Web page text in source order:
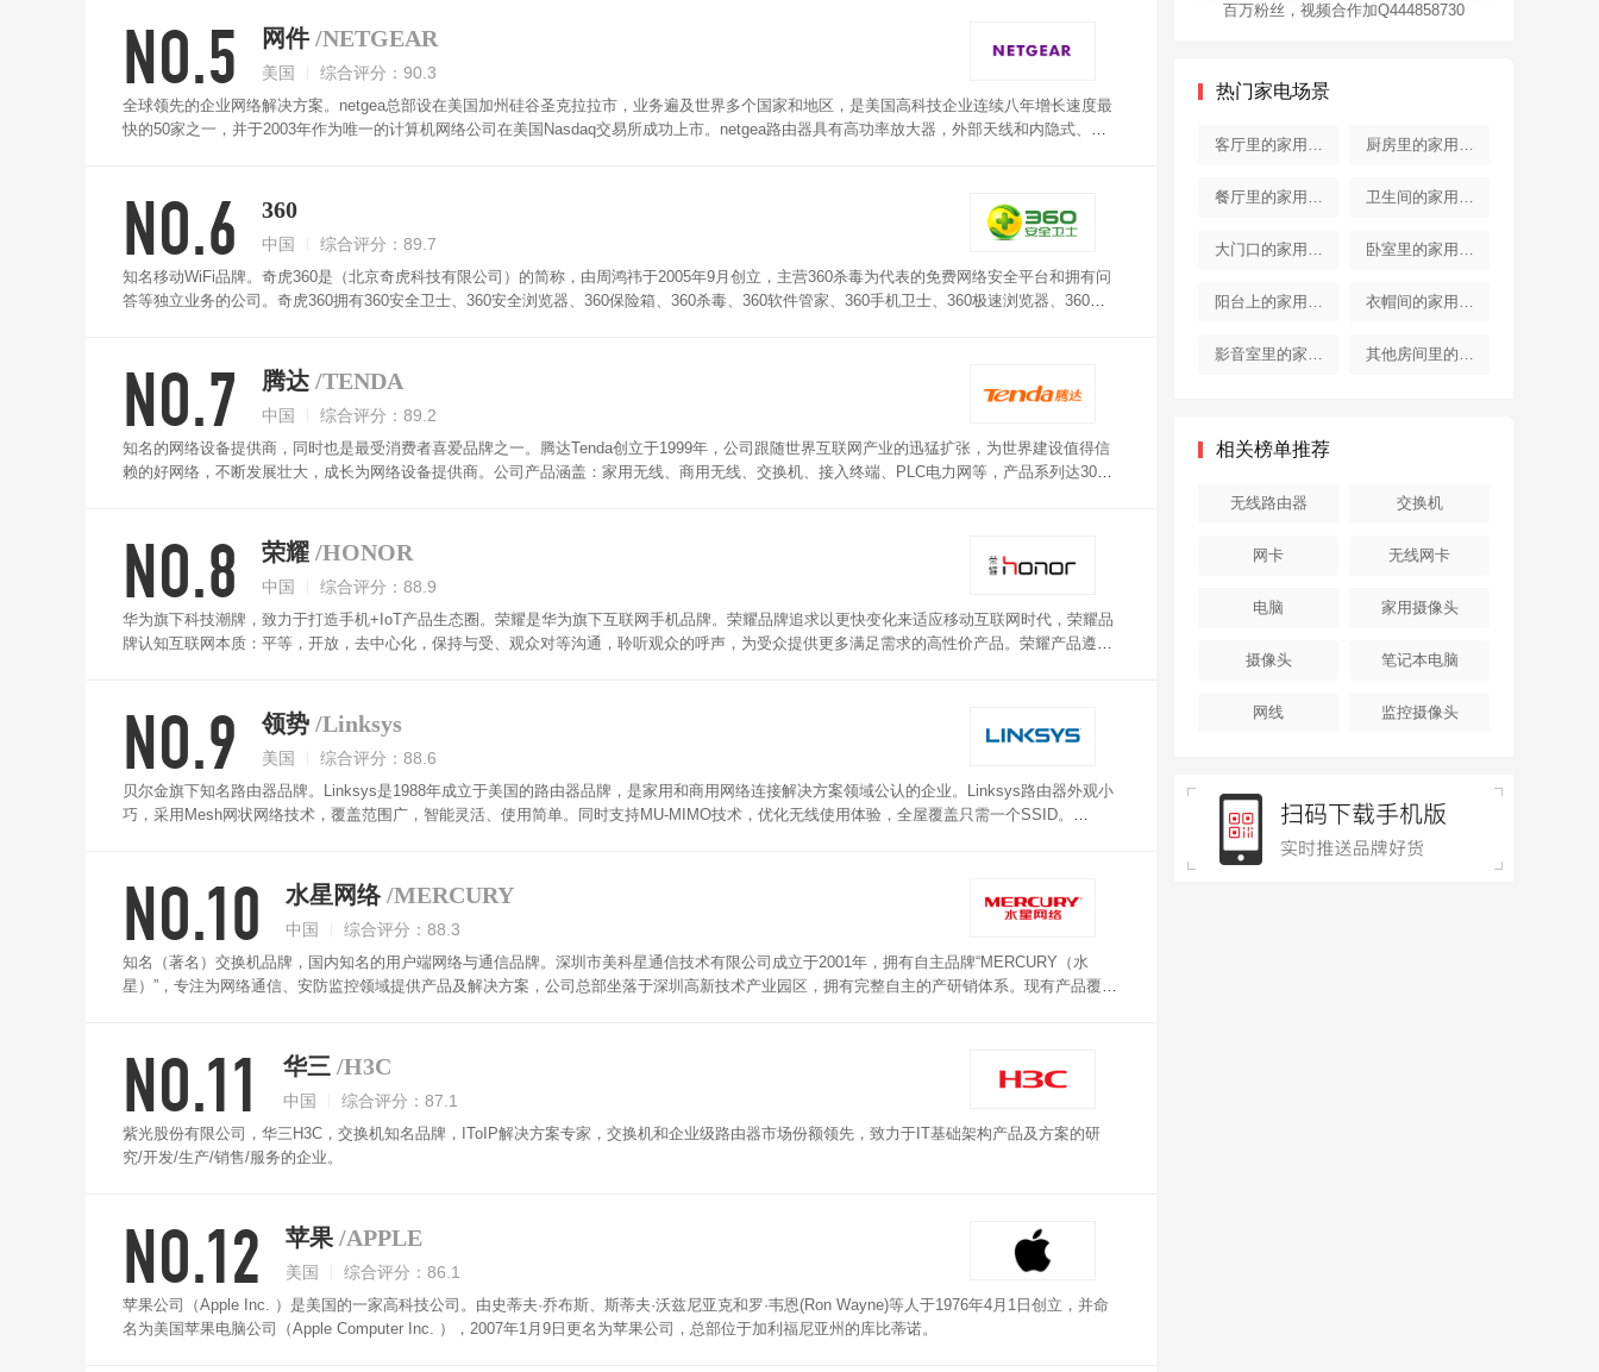
号。
NO.5 网件 /NETGEAR
美国 综合评分：90.3
全球领先的企业网络解决方案。netgea总部设在美国加州硅谷圣克拉拉市，业务遍及世界多个国家和地区，是美国高科技企业连续八年增长速度最
快的50家之一，并于2003年作为唯一的计算机网络公司在美国Nasdaq交易所成功上市。netgea路由器具有高功率放大器，外部天线和内隐式、外
NO.6 360
中国 综合评分：89.7
知名移动WiFi品牌。奇虎360是（北京奇虎科技有限公司）的简称，由周鸿祎于2005年9月创立，主营360杀毒为代表的免费网络安全平台和拥有问
答等独立业务的公司。奇虎360拥有360安全卫士、360安全浏览器、360保险箱、360杀毒、360软件管家、360手机卫士、360极速浏览器、360安
术，1024QAM调制，无线速率高达1800Mbps；每台路由器均配备四颗SKyworks高性能独立信号放大器。采用新版WiFi安全协议标准WPA3，192
位加密提供更高等级的密码保护。
NO.7 腾达 /TENDA
中国 综合评分：89.2
知名的网络设备提供商，同时也是最受消费者喜爱品牌之一。腾达Tenda创立于1999年，公司跟随世界互联网产业的迅猛扩张，为世界建设值得信
赖的好网络，不断发展壮大，成长为网络设备提供商。公司产品涵盖：家用无线、商用无线、交换机、接入终端、PLC电力网等，产品系列达30多
NO.8 荣耀 /HONOR
中国 综合评分：88.9
华为旗下科技潮牌，致力于打造手机+IoT产品生态圈。荣耀是华为旗下互联网手机品牌。荣耀品牌追求以更快变化来适应移动互联网时代，荣耀品
牌认知互联网本质：平等，开放，去中心化，保持与受、观众对等沟通，聆听观众的呼声，为受众提供更多满足需求的高性价产品。荣耀产品遵循
密、具有防火墙、DMZ、PAP/CHAP 自适应认证方式和DoS 攻击保护，而且可有效防暴力破解，当智能识别后会自动屏蔽破解者。
NO.9 领势 /Linksys
美国 综合评分：88.6
贝尔金旗下知名路由器品牌。Linksys是1988年成立于美国的路由器品牌，是家用和商用网络连接解决方案领域公认的企业。Linksys路由器外观小
巧，采用Mesh网状网络技术，覆盖范围广，智能灵活、使用简单。同时支持MU-MIMO技术，优化无线使用体验，全屋覆盖只需一个SSID。
NO.10 水星网络 /MERCURY
中国 综合评分：88.3
知名（著名）交换机品牌，国内知名的用户端网络与通信品牌。深圳市美科星通信技术有限公司成立于2001年，拥有自主品牌“MERCURY（水
星）”，专注为网络通信、安防监控领域提供产品及解决方案，公司总部坐落于深圳高新技术产业园区，拥有完整自主的产研销体系。现有产品覆盖
APP管理。
NO.11 华三 /H3C
中国 综合评分：87.1
紫光股份有限公司，华三H3C，交换机知名品牌，IToIP解决方案专家，交换机和企业级路由器市场份额领先，致力于IT基础架构产品及方案的研
究/开发/生产/销售/服务的企业。
NO.12 苹果 /APPLE
美国 综合评分：86.1
苹果公司（Apple Inc. ）是美国的一家高科技公司。由史蒂夫·乔布斯、斯蒂夫·沃兹尼亚克和罗·韦恩(Ron Wayne)等人于1976年4月1日创立，并命
名为美国苹果电脑公司（Apple Computer Inc. ），2007年1月9日更名为苹果公司，总部位于加利福尼亚州的库比蒂诺。
百万粉丝，视频合作加Q444858730
热门家电场景
客厅里的家用电
器
厨房里的家用电
器
餐厅里的家用电
器
卫生间的家用电
器
大门口的家用电
器
卧室里的家用电
器
阳台上的家用电 衣帽间的家用电
器
影音室里的家用 其他房间里的家
相关榜单推荐
无线路由器 交换机
网卡 无线网卡
电脑 家用摄像头
摄像头 笔记本电脑
网线 监控摄像头